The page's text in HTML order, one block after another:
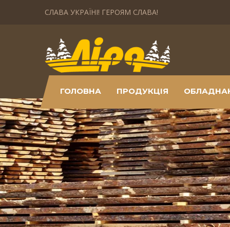
СЛАВА УКРАЇНІ! ГЕРОЯМ СЛАВА!
ГОЛОВНА ПРОДУКЦІЯ